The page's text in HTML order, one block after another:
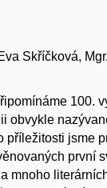
Skříčková,
100.
obvykle
příležitosti jsme
první
mnoho